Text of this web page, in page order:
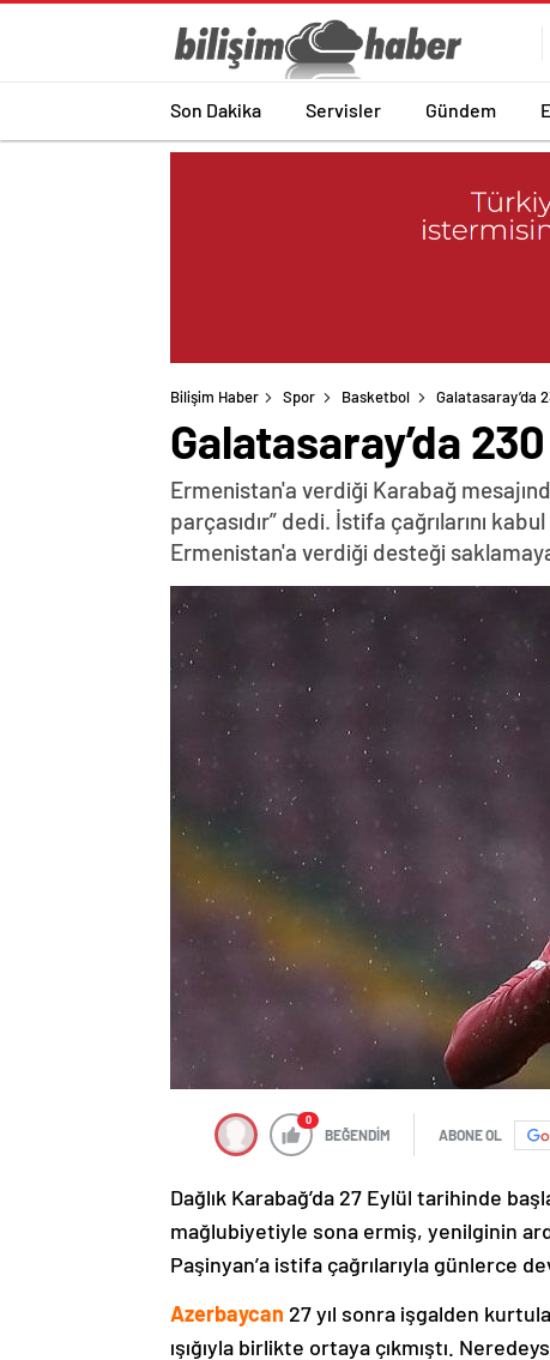
Son Dakika Servisler Gündem
Bilişim Haber Spor Basketbol Galatasaray’da
Galatasaray’da
Ermenistan'a verdiği Karabağ
parçasıdır” dedi. İstifa çağrılarını
Ermenistan'a verdiği desteği
0
BEĞENDİM ABONE OL
Dağlık Karabağ’da 27 Eylül tarihinde
mağlubiyetiyle sona ermiş, yenilginin
Paşinyan’a istifa çağrılarıyla günlerce
Azerbaycan 27 yıl sonra işgalden
ışığıyla birlikte ortaya çıkmıştı.